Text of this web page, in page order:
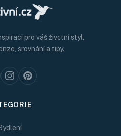
pro váš životní styl.
srovnání a tipy.
Bydlení